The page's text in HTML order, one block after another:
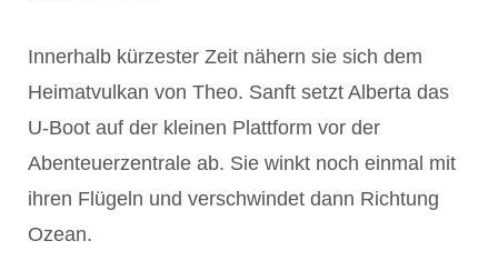
Innerhalb kürzester Zeit nähern sie sich dem
Heimatvulkan von Theo. Sanft setzt Alberta das
U-Boot auf der kleinen Plattform vor der
Abenteuerzentrale ab. Sie winkt noch einmal mit
ihren Flügeln und verschwindet dann Richtung
Ozean.